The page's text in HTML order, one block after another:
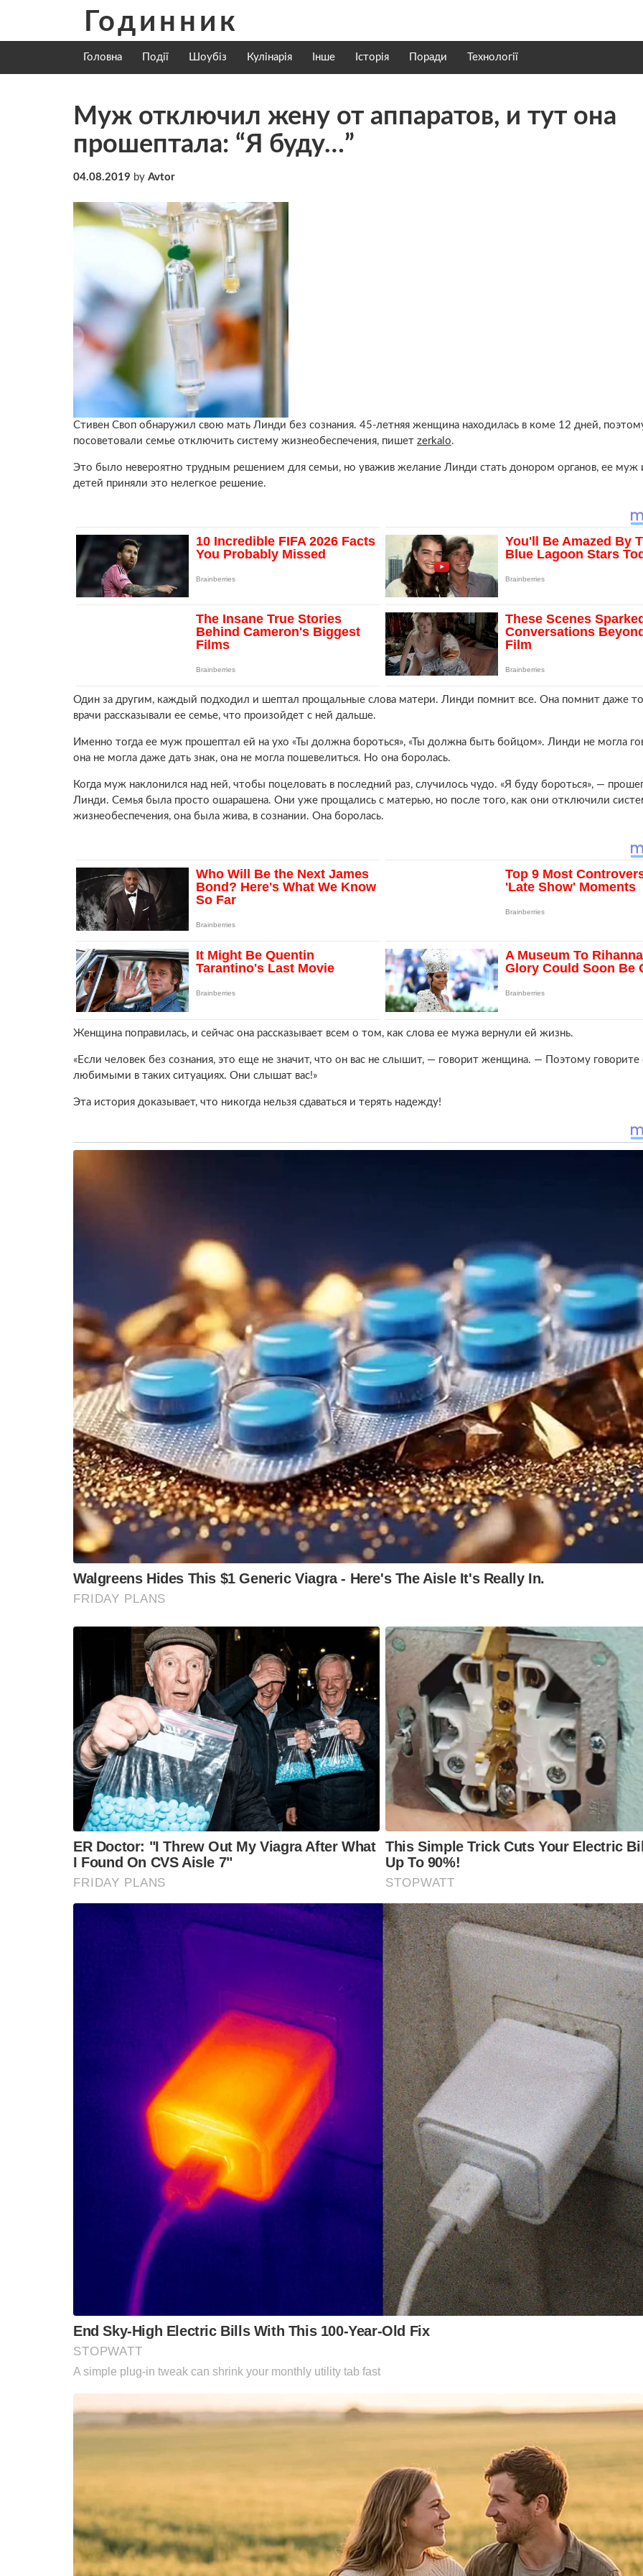
content
Годинник
Головна Події Шоубіз Кулінарія Інше Історія Поради Технології
Муж отключил жену от аппаратов, и тут она
прошептала: “Я буду…”
04.08.2019 by Avtor
Стивен Своп обнаружил свою мать Линди без сознания. 45-летняя женщина находилась в коме 12 дней,
посоветовали семье отключить систему жизнеобеспечения, пишет zerkalo.
Это было невероятно трудным решением для семьи, но уважив желание Линди стать донором органов, ее муж
детей приняли это нелегкое решение.
Один за другим, каждый подходил и шептал прощальные слова матери. Линди помнит все. Она помнит даже
врачи рассказывали ее семье, что произойдет с ней дальше.
Именно тогда ее муж прошептал ей на ухо «Ты должна бороться», «Ты должна быть бойцом». Линди не могла
она не могла даже дать знак, она не могла пошевелиться. Но она боролась.
Когда муж наклонился над ней, чтобы поцеловать в последний раз, случилось чудо. «Я буду бороться», —
Линди. Семья была просто ошарашена. Они уже прощались с матерью, но после того, как они отключили
жизнеобеспечения, она была жива, в сознании. Она боролась.
Женщина поправилась, и сейчас она рассказывает всем о том, как слова ее мужа вернули ей жизнь.
«Если человек без сознания, это еще не значит, что он вас не слышит, — говорит женщина. — Поэтому говорите
любимыми в таких ситуациях. Они слышат вас!»
Эта история доказывает, что никогда нельзя сдаваться и терять надежду!